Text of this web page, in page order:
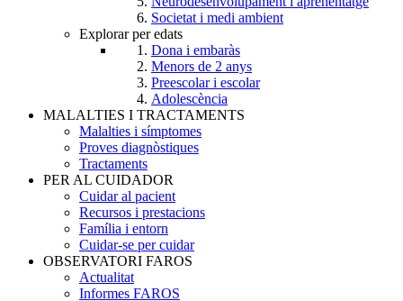
Societat i medi ambient
Explorar per edats
Dona i embaràs
Menors de 2 anys
Preescolar i escolar
Adolescència
MALALTIES I TRACTAMENTS
Malalties i símptomes
Proves diagnòstiques
Tractaments
PER AL CUIDADOR
Cuidar al pacient
Recursos i prestacions
Família i entorn
Cuidar-se per cuidar
OBSERVATORI FAROS
Actualitat
Informes FAROS